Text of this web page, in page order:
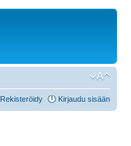
Rekisteröidy Kirjaudu sisään